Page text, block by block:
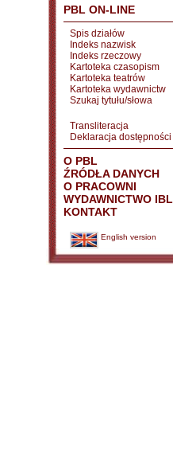
PBL ON-LINE
Spis działów
Indeks nazwisk
Indeks rzeczowy
Kartoteka czasopism
Kartoteka teatrów
Kartoteka wydawnictw
Szukaj tytułu/słowa
Transliteracja
Deklaracja dostępności
O PBL
ŹRÓDŁA DANYCH
O PRACOWNI
WYDAWNICTWO IBL
KONTAKT
English version